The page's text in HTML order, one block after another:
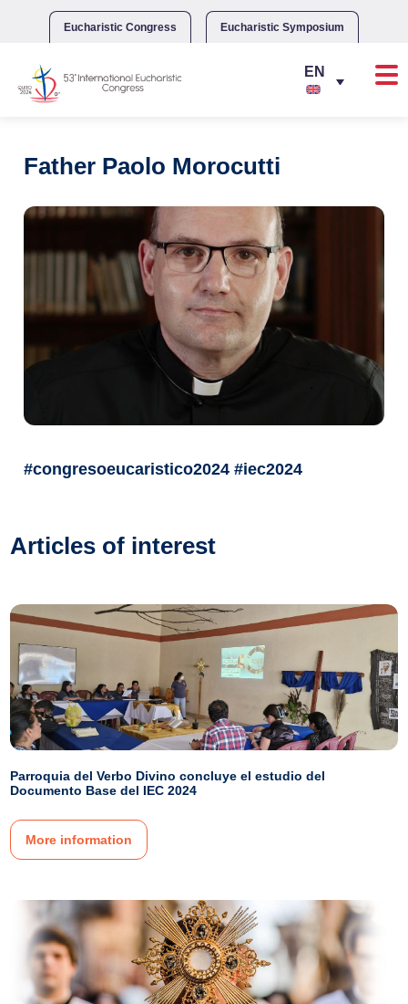
Eucharistic Congress Eucharistic Symposium
Father Paolo Morocutti
#congresoeucaristico2024 #iec2024
Articles of interest
Parroquia del Verbo Divino concluye el estudio del
Documento Base del IEC 2024
More information